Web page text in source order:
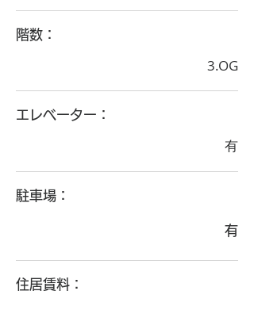
階数：
3.OG
エレベーター：
有
駐車場：
有
​住居賃料：